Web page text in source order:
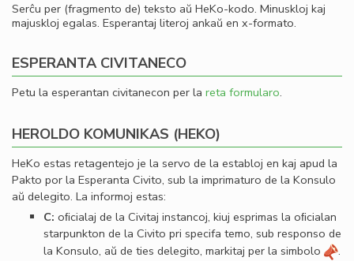
Serĉu per (fragmento de) teksto aŭ HeKo-kodo. Minuskloj kaj
majuskloj egalas. Esperantaj literoj ankaŭ en x-formato.
ESPERANTA CIVITANECO
Petu la esperantan civitanecon per la reta formularo.
HEROLDO KOMUNIKAS (HEKO)
HeKo estas retagentejo je la servo de la establoj en kaj apud la
Pakto por la Esperanta Civito, sub la imprimaturo de la Konsulo
aŭ delegito. La informoj estas:
C: oﬁcialaj de la Civitaj instancoj, kiuj esprimas la oﬁcialan
starpunkton de la Civito pri specifa temo, sub responso de
la Konsulo, aŭ de ties delegito, markitaj per la simbolo
.